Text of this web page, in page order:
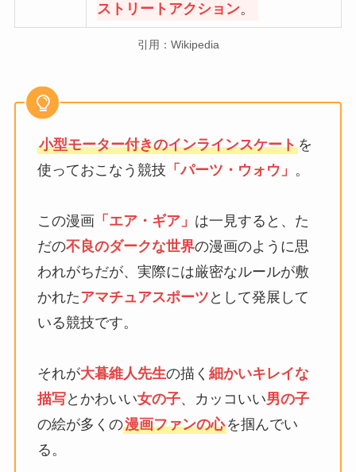
ストリートアクション。
引用：Wikipedia
小型モーター付きのインラインスケートを
使っておこなう競技 「パーツ・ウォウ」 。
この漫画 「エア・ギア」 は一見すると、た
だの不良のダークな世界の漫画のように思
われがちだが、実際には厳密なルールが敷
かれたアマチュアスポーツ として発展して
いる競技です。
それが大暮維人先生の描く 細かいキレイな
描写とかわいい女の子、カッコいい男の子
の絵が多くの漫画ファンの心を掴んでい
る。